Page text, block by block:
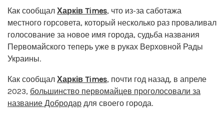
Как сообщал Харків Times, что из-за саботажа
местного горсовета, который несколько раз проваливал
голосование за новое имя города, судьба названия
Первомайского теперь уже в руках Верховной Рады
Украины.
Как сообщал Харків Times, почти год назад, в апреле
2023, большинство первомайцев проголосовали за
название Добродар для своего города.